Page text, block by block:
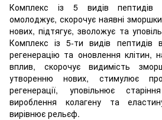
Комплекс із 5 видів пептидів
омолоджує, скорочує наявні
нових, підтягує, зволожує та
Комплекс із 5-ти видів пептидів
регенерацію та оновлення клітин,
вплив, скорочує видимість
утворенню нових, стимулює
регенерації, уповільнює
вироблення колагену та
вирівнює рельєф.